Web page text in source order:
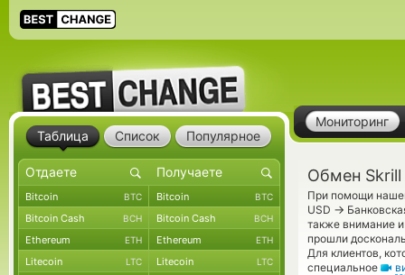
Мониторинг
Обмен Skrill
При помощи
USD →
также внимание
прошли
Для клиентов,
специальное
Таблица Список Популярное
Bitcoin BTC Bitcoin BTC
Bitcoin Cash BCH Bitcoin Cash BCH
Ethereum ETH Ethereum ETH
Litecoin LTC Litecoin LTC